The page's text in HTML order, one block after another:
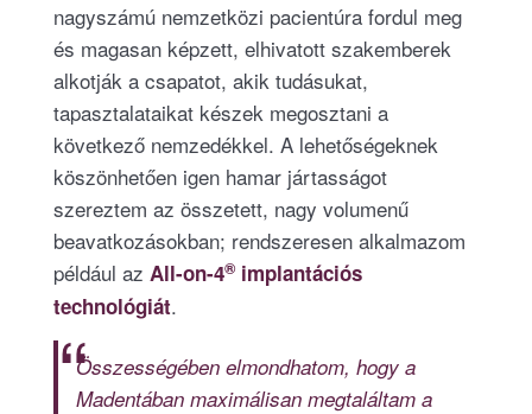
nagyszámú nemzetközi pacientúra fordul meg
és magasan képzett, elhivatott szakemberek
alkotják a csapatot, akik tudásukat,
tapasztalataikat készek megosztani a
következő nemzedékkel. A lehetőségeknek
köszönhetően igen hamar jártasságot
szereztem az összetett, nagy volumenű
beavatkozásokban; rendszeresen alkalmazom
például az All-on-4® implantációs
technológiát.
Összességében elmondhatom, hogy a
Madentában maximálisan megtaláltam a